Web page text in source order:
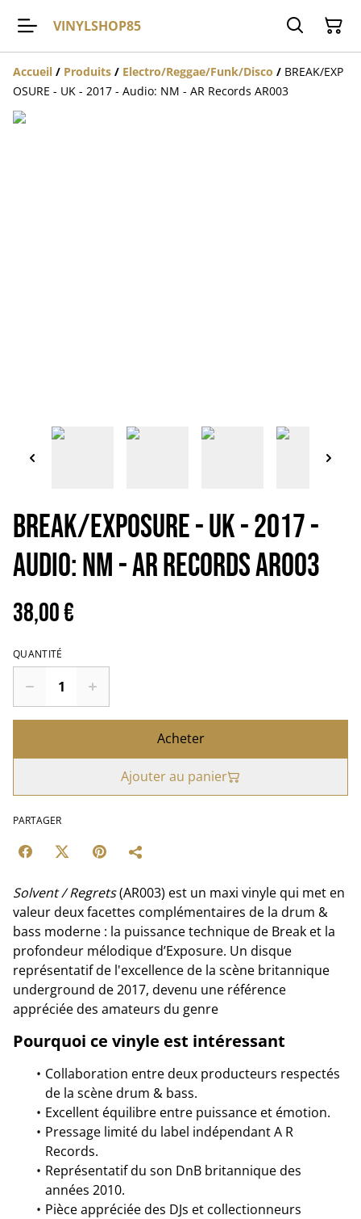
VINYLSHOP85
Accueil / Produits / Electro/Reggae/Funk/Disco / BREAK/EXP
OSURE - UK - 2017 - Audio: NM - AR Records AR003
BREAK/EXPOSURE - UK - 2017 -
Audio: NM - AR Records AR003
38,00 €
QUANTITÉ
Acheter
Ajouter au panier
PARTAGER
Solvent / Regrets(AR003) est un maxi vinyle qui met en
valeur deux facettes complémentaires de la drum &
bass moderne : la puissance technique de Break et la
profondeur mélodique d’Exposure. Un disque
représentatif de l'excellence de la scène britannique
underground de 2017, devenu une référence
appréciée des amateurs du genre
Pourquoi ce vinyle est intéressant
Collaboration entre deux producteurs respectés
de la scène drum & bass.
Excellent équilibre entre puissance et émotion.
Pressage limité du label indépendant A R
Records.
Représentatif du son DnB britannique des
années 2010.
Pièce appréciée des DJs et collectionneurs